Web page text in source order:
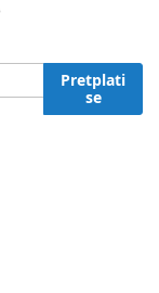
Pretplati
se